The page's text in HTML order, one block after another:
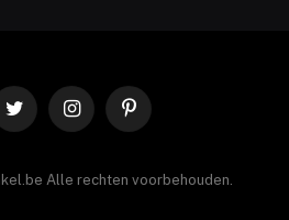
Twitter InstagramPinterest
Alle rechten voorbehouden.